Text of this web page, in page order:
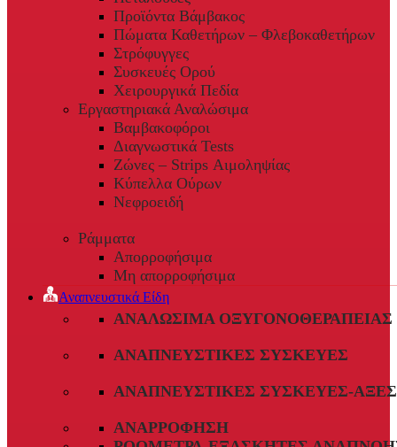
Προϊόντα Βάμβακος
Πώματα Καθετήρων – Φλεβοκαθετήρων
Στρόφυγγες
Συσκευές Ορού
Χειρουργικά Πεδία
Εργαστηριακά Αναλώσιμα
Βαμβακοφόροι
Διαγνωστικά Tests
Ζώνες – Strips Αιμοληψίας
Κύπελλα Ούρων
Νεφροειδή
Ράμματα
Απορροφήσιμα
Μη απορροφήσιμα
Αναπνευστικά Είδη
ΑΝΑΛΏΣΙΜΑ ΟΞΥΓΟΝΟΘΕΡΑΠΕΊΑΣ
ΑΝΑΠΝΕΥΣΤΙΚΈΣ ΣΥΣΚΕΥΈΣ
ΑΝΑΠΝΕΥΣΤΙΚΈΣ ΣΥΣΚΕΥΈΣ-
ΑΝΑΡΡΌΦΗΣΗ